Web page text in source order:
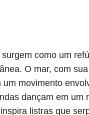
como um
O mar, com
um movimento
dançam em um
listras que